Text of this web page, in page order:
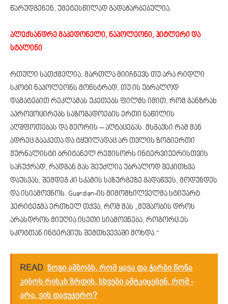
წარუდგენენ, უმეტესწილად გადაჭარბებულია.
ალექსანდრე მაკედონელი, ნაპოლეონი, ჰიტლერი და
სტალინი
რთული სათქმელია, მართლა მიიჩნევს თუ არა რიდლი
სკოტი ნაპოლეონს მონსტრად, თუ ის უბრალოდ
დამატებით რეკლამას უკეთებს ფილმს იმით, რომ განზრახ
აპროვოცირებს საზოგადოების ერთი ნაწილის
აღშფოთებას და მეორის – აღტაცებას. მსგავსი რამ მან
ადრეც გააკეთა და ტყუილადაც არ თვლის ზოგიერთი
ჟურნალისტი ბრიტანელ რეჟისორს ინტერვიუერისთვის
საჩუქრად, რადგან მას შეუძლია უბრალოდ შეკითხვა
დაუსვას, შემდეგ კი სკამის საზურგეზე გადაწვეს, მოდუნდეს
და ისიამოვნოს. Guardian-ის მიმომხილველმა სტიუარტ
ჰერიტეჯმა ერთხელ თქვა, რომ მას „მუშაობის დროს
არასდროს მიუღია ისეთი სიამოვნება, როგორც ეს
სკოტთან ინტერვიუს შემთხვევაში მოხდა.“
READ ზოგი ამბობს, რომ ყავა და ჭარბი წონა
კიბოს რისკს ზრდის, სხვები ამტკიცებენ, რომ -
არა. ვის დავუჯერო?